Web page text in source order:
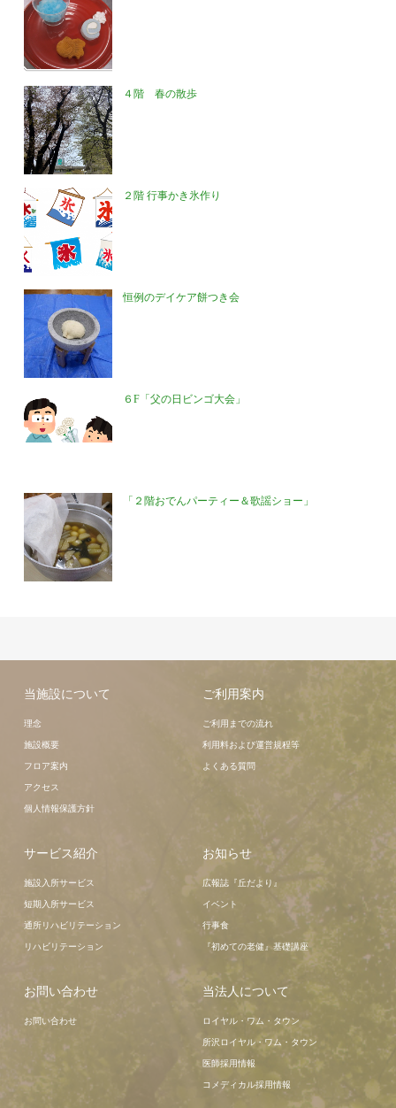
４階 春の散歩
２階 行事かき氷作り
恒例のデイケア餅つき会
６F「父の日ビンゴ大会」
「２階おでんパーティー＆歌謡ショー」
当施設について
理念
施設概要
フロア案内
アクセス
個人情報保護方針
ご利用案内
ご利用までの流れ
利用料および運営規程等
よくある質問
サービス紹介
施設入所サービス
短期入所サービス
通所リハビリテーション
リハビリテーション
お知らせ
広報誌『丘だより』
イベント
行事食
『初めての老健』基礎講座
お問い合わせ
お問い合わせ
当法人について
ロイヤル・ワム・タウン
所沢ロイヤル・ワム・タウン
医師採用情報
コメディカル採用情報